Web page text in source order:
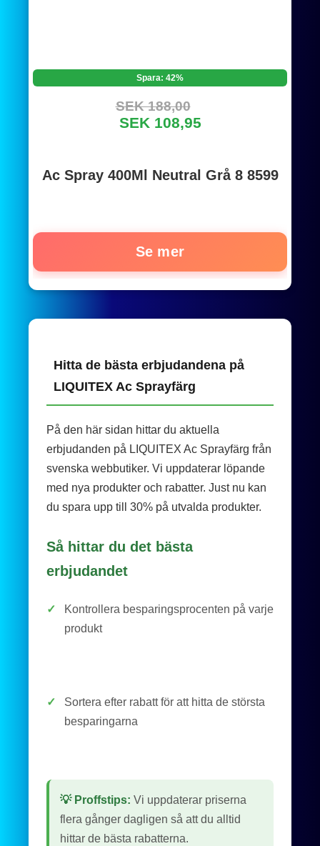
Spara: 42%
SEK 188,00
SEK 108,95
Ac Spray 400Ml Neutral Grå 8 8599
Se mer
Hitta de bästa erbjudandena på
LIQUITEX Ac Sprayfärg
På den här sidan hittar du aktuella
erbjudanden på LIQUITEX Ac Sprayfärg från
svenska webbutiker. Vi uppdaterar löpande
med nya produkter och rabatter. Just nu kan
du spara upp till 30% på utvalda produkter.
Så hittar du det bästa
erbjudandet
✓
Kontrollera besparingsprocenten på varje
produkt
✓
Sortera efter rabatt för att hitta de största
besparingarna
💡 Proffstips: Vi uppdaterar priserna
flera gånger dagligen så att du alltid
hittar de bästa rabatterna.